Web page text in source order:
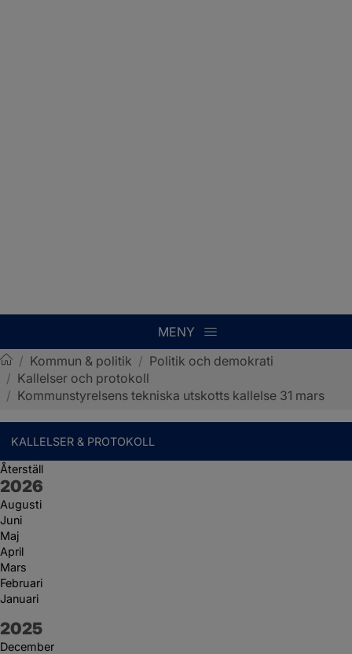
MENY
Sotenäs kommun
/ Kommun & politik / Politik och demokrati
/ Kallelser och protokoll
/ Kommunstyrelsens tekniska utskotts kallelse 31 mars
KALLELSER & PROTOKOLL
Återställ
År:
2026
Augusti
Juni
Maj
April
Mars
Februari
Januari
År:
2025
December